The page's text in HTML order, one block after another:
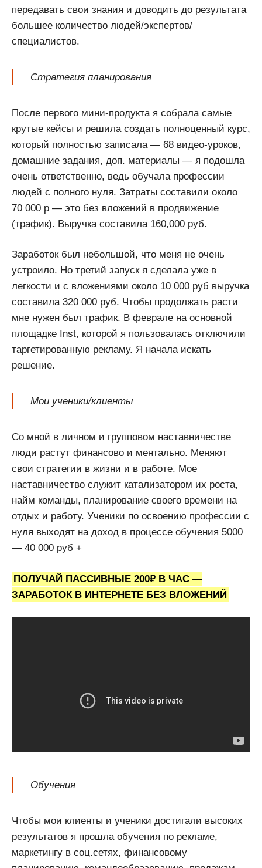
передавать свои знания и доводить до результата
большее количество людей/экспертов/
специалистов.
Стратегия планирования
После первого мини-продукта я собрала самые
крутые кейсы и решила создать полноценный курс,
который полностью записала — 68 видео-уроков,
домашние задания, доп. материалы — я подошла
очень ответственно, ведь обучала профессии
людей с полного нуля. Затраты составили около
70 000 р — это без вложений в продвижение
(трафик). Выручка составила 160,000 руб.
Заработок был небольшой, что меня не очень
устроило. Но третий запуск я сделала уже в
легкости и с вложениями около 10 000 руб выручка
составила 320 000 руб. Чтобы продолжать расти
мне нужен был трафик. В феврале на основной
площадке Inst, которой я пользовалась отключили
таргетированную рекламу. Я начала искать
решение.
Мои ученики/клиенты
Со мной в личном и групповом наставничестве
люди растут финансово и ментально. Меняют
свои стратегии в жизни и в работе. Мое
наставничество служит катализатором их роста,
найм команды, планирование своего времени на
отдых и работу. Ученики по освоению профессии с
нуля выходят на доход в процессе обучения 5000
— 40 000 руб +
ПОЛУЧАЙ ПАССИВНЫЕ 200₽ В ЧАС —
ЗАРАБОТОК В ИНТЕРНЕТЕ БЕЗ ВЛОЖЕНИЙ
Обучения
Чтобы мои клиенты и ученики достигали высоких
результатов я прошла обучения по рекламе,
маркетингу в соц.сетях, финансовому